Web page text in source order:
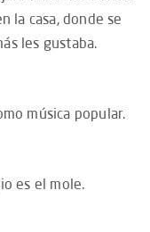
la casa, donde se
les gustaba.
música popular.
es el mole.